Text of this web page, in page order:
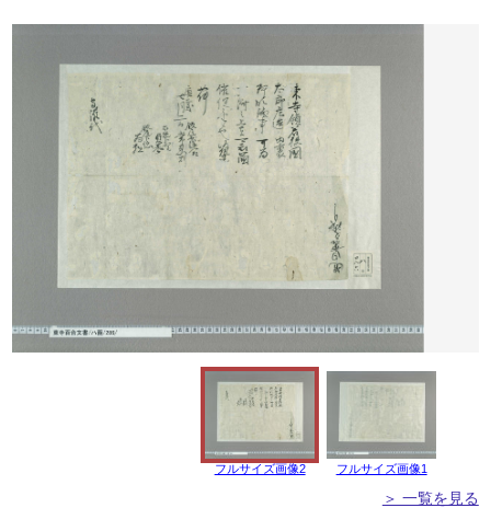
フルサイズ画像2 フルサイズ画像1
＞ 一覧を見る